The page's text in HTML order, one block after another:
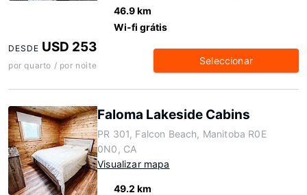
46.9 km
Wi-fi grátis
DESDE USD 253
por quarto / por noite Seleccionar
Faloma Lakeside Cabins
PR 301, Falcon Beach, Manitoba R0E
0N0, CA
Visualizar mapa
49.2 km